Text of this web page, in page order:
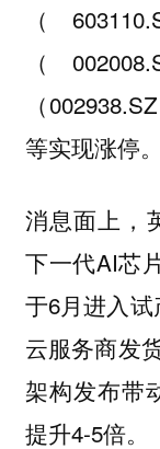
（
（
（
等实现涨停。
消息面上，
下一代AI芯
于6月进入
云服务商发
架构发布带
提升4-5倍。